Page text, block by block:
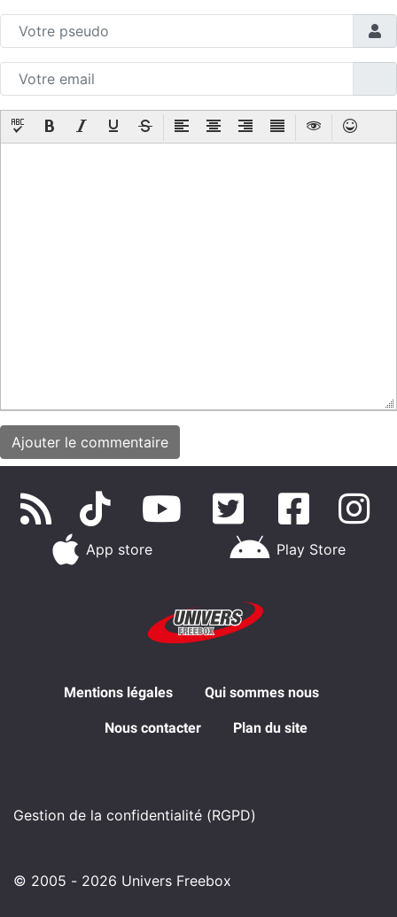
App store Play Store
Mentions légales Qui sommes nous
Nous contacter Plan du site
Gestion de la confidentialité (RGPD)
© 2005 - 2026 Univers Freebox